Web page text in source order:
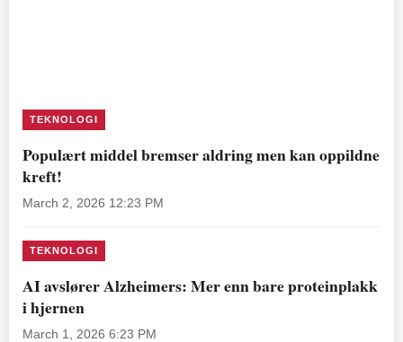
TEKNOLOGI
Populært middel bremser aldring men kan oppildne
kreft!
March 2, 2026 12:23 PM
TEKNOLOGI
AI avslører Alzheimers: Mer enn bare proteinplakk
i hjernen
March 1, 2026 6:23 PM